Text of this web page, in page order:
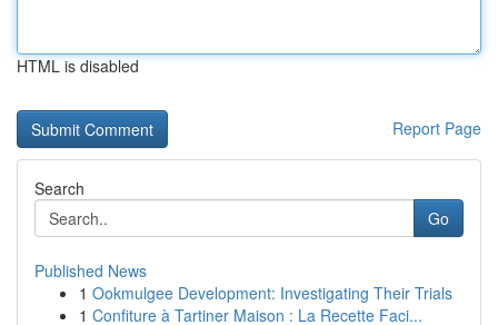
HTML is disabled
Report Page
Search
Go
Published News
1 Ookmulgee Development: Investigating Their Trials
1 Confiture à Tartiner Maison : La Recette Faci...